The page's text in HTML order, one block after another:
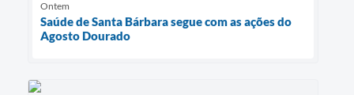
Ontem
Saúde de Santa Bárbara segue com as ações do
Agosto Dourado